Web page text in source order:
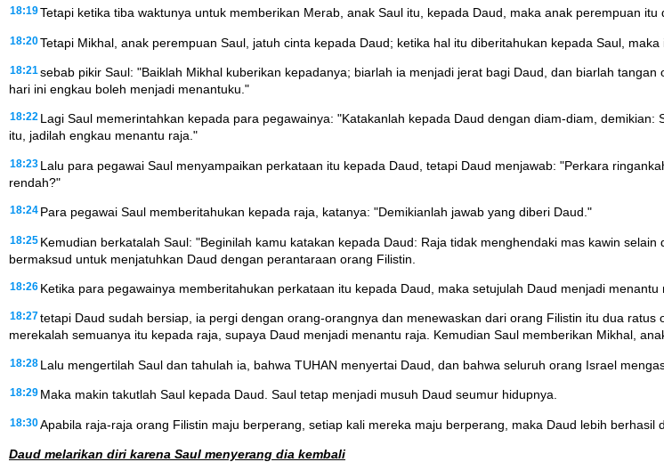
18:19Tetapi ketika tiba waktunya untuk memberikan Merab, anak Saul itu, kepada Daud, maka anak perempuan
18:20Tetapi Mikhal, anak perempuan Saul, jatuh cinta kepada Daud; ketika hal itu diberitahukan kepada Saul,
18:21 sebab pikir Saul: "Baiklah Mikhal kuberikan kepadanya; biarlah ia menjadi jerat bagi Daud, dan biarlah
hari ini engkau boleh menjadi menantuku."
18:22 Lagi Saul memerintahkan kepada para pegawainya: "Katakanlah kepada Daud dengan diam-diam,
itu, jadilah engkau menantu raja."
18:23 Lalu para pegawai Saul menyampaikan perkataan itu kepada Daud, tetapi Daud menjawab: "Perkara
rendah?"
18:24 Para pegawai Saul memberitahukan kepada raja, katanya: "Demikianlah jawab yang diberi Daud."
18:25 Kemudian berkatalah Saul: "Beginilah kamu katakan kepada Daud: Raja tidak menghendaki mas kawin
bermaksud untuk menjatuhkan Daud dengan perantaraan orang Filistin.
18:26 Ketika para pegawainya memberitahukan perkataan itu kepada Daud, maka setujulah Daud menjadi menantu
18:27 tetapi Daud sudah bersiap, ia pergi dengan orang-orangnya dan menewaskan dari orang Filistin itu dua
merekalah semuanya itu kepada raja, supaya Daud menjadi menantu raja. Kemudian Saul memberikan Mikhal,
18:28 Lalu mengertilah Saul dan tahulah ia, bahwa TUHAN menyertai Daud, dan bahwa seluruh orang Israel
18:29 Maka makin takutlah Saul kepada Daud. Saul tetap menjadi musuh Daud seumur hidupnya.
18:30Apabila raja-raja orang Filistin maju berperang, setiap kali mereka maju berperang, maka Daud lebih berhasil
Daud melarikan diri karena Saul menyerang dia kembali